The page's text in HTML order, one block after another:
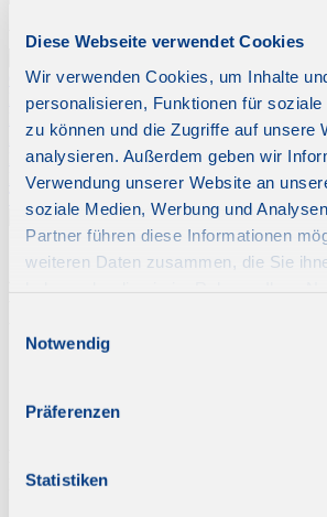
Diese Webseite verwendet Cookies
Wir verwenden Cookies, um Inhalte
personalisieren, Funktionen für soziale
zu können und die Zugriffe auf unsere
analysieren. Außerdem geben wir
Verwendung unserer Website an
soziale Medien, Werbung und
Partner führen diese Informationen
weiteren Daten zusammen, die Sie
Notwendig
Präferenzen
Statistiken
Wann möchten Sie reisen?
Opernreisen & Konzertreisen
Festtagsreisen
Elbphilharmonie Hamburg
2027 - Opernreisen & Konzertreisen
Lloyd Touristik Reise-Vielfalt
Kreuzfahrten
Tagesspiegel Reisen
Allgemeine
und dazugehörige Fristen - beziehen sich
Mitglieder von EU-Mitgliedstaaten und